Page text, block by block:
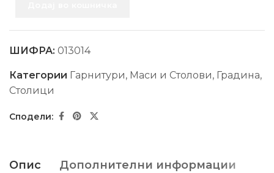
ШИФРА: 013014
Категории Гарнитури, Маси и Столови, Градина,
Столици
Опис Дополнителни информации